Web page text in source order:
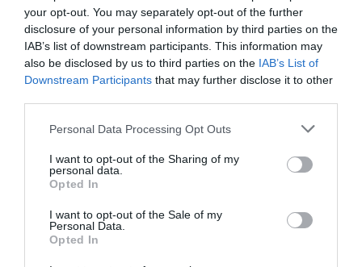
your opt-out. You may separately opt-out of the further
disclosure of your personal information by third parties on the
IAB’s list of downstream participants. This information may
also be disclosed by us to third parties on the IAB’s List of
Downstream Participants that may further disclose it to other
Please note that this website/app uses one or more Google
not limited to your visit or usage behaviour. You may click to
grant or deny consent to Google and its third-party tags to
use your data for below specified purposes in below Google
consent section.
Personal Data Processing Opt Outs
I want to opt-out of the Sharing of my
personal data.
Opted In
I want to opt-out of the Sale of my
Personal Data.
Opted In
ανασφάλεια και οι επιπτώσεις της κλιματικής
αλλαγής.
Χατζηδάκης: Στη ΔΕΘ οι πρώτες ανακοινώσεις
για το νέο κυβερνητικό μας πρόγραμμα
Ο Γιώργος Μυλωνάκης επέστρεψε σπίτι του –
Πήρε εξιτήριο από το κέντρο αποκατάστασης
Μαργαρίτης Σχοινάς από Χαλκιδική: «Πάνω από 20
δισ. ευρώ για τους Έλληνες αγρότες την επόμενη
εξαετία»